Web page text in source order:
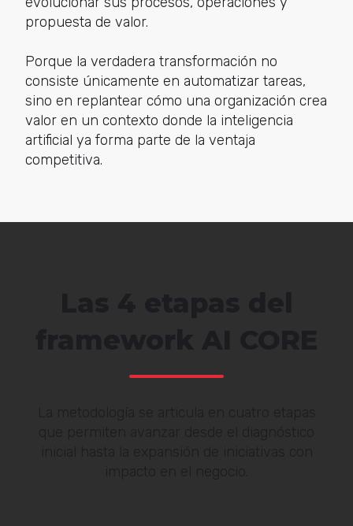
propuesta de valor.
Porque la verdadera transformación no
consiste únicamente en automatizar tareas,
sino en replantear cómo una organización crea
valor en un contexto donde la inteligencia
artificial ya forma parte de la ventaja
competitiva.